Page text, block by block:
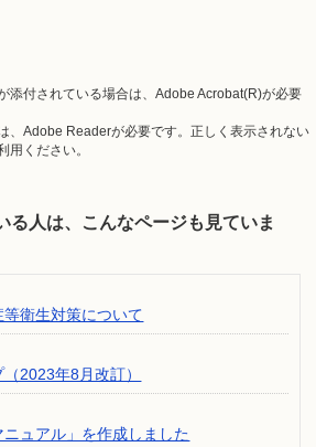
添付されている場合は、Adobe Acrobat(R)が必要
、Adobe Readerが必要です。正しく表示されない
用ください。
る人は、こんなページも見ていま
衛生対策について
2023年8月改訂）
ニュアル」を作成しました